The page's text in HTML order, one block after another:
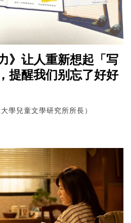
》让人重新想起「写
提醒我们别忘了好好
學兒童文學研究所所長）